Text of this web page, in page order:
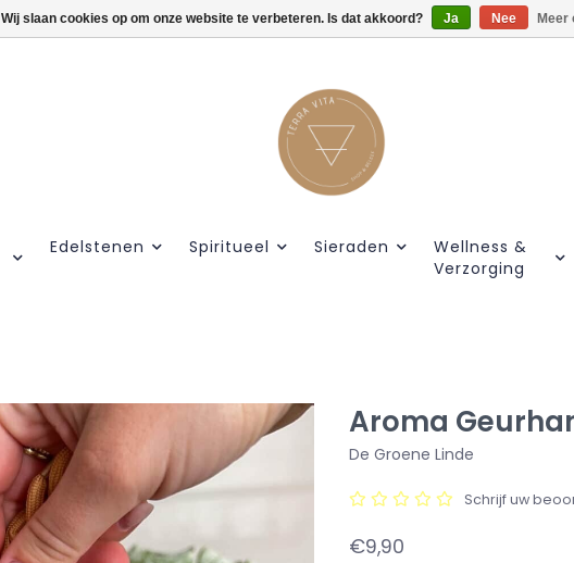
Gratis verzendig vanaf €55.
Edelstenen Spiritueel Sieraden
Wellness &
Verzorging
Aroma
De Groene Linde
Schrijf uw
€9,90
Wij slaan cookies op om onze website te verbeteren. Is dat akkoord? Ja Nee Meer